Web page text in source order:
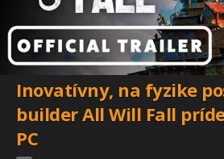
Inovatívny, na fyzike
builder All Will Fall
PC